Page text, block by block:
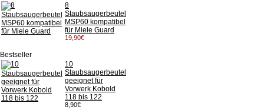
8
Staubsaugerbeutel
MSP60 kompatibel
für Miele Guard
19,90€
Bestseller
10
Staubsaugerbeutel
geeignet für
Vorwerk Kobold
118 bis 122
8,90€